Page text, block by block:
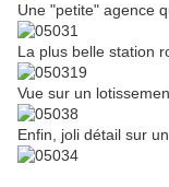
Une "petite" agence
La plus belle station
Vue sur un
Enfin, joli détail sur